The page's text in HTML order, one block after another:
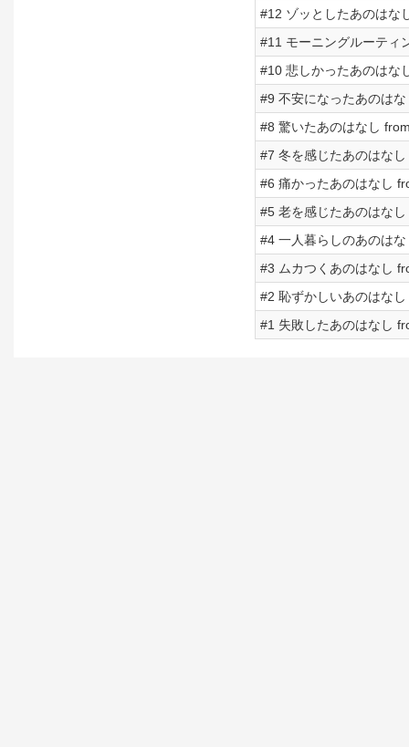
#12 ゾッとしたあのはな
#11 モーニングルーティ
#10 悲しかったあのはな
#9 不安になったあのは
#8 驚いたあのはなし
#7 冬を感じたあのはな
#6 痛かったあのはなし
#5 老を感じたあのはな
#4 一人暮らしのあのは
#3 ムカつくあのはなし
#2 恥ずかしいあのはな
#1 失敗したあのはなし